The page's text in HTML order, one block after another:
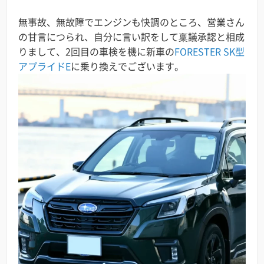
無事故、無故障でエンジンも快調のところ、営業さん
の甘言につられ、自分に言い訳をして稟議承認と相成
りまして、2回目の車検を機に新車のFORESTER SK型
アプライドEに乗り換えでございます。